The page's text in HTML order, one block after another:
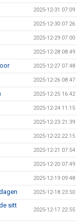
2025-12-31 07:09
2025-12-30 07:26
2025-12-29 07:00
2025-12-28 08:49
2025-12-27 07:48
2025-12-26 08:47
2025-12-25 16:42
2025-12-24 11:15
2025-12-23 21:39
2025-12-22 22:15
2025-12-21 07:54
2025-12-20 07:49
2025-12-19 09:48
2025-12-18 23:50
sitt
2025-12-17 22:55